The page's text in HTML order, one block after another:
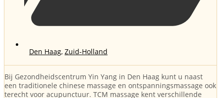
Den Haag, Zuid-Holland
Bij Gezondheidscentrum Yin Yang in Den Haag kunt u naast
een traditionele chinese massage en ontspanningsmassage ook
terecht voor acupunctuur. TCM massage kent verschillende